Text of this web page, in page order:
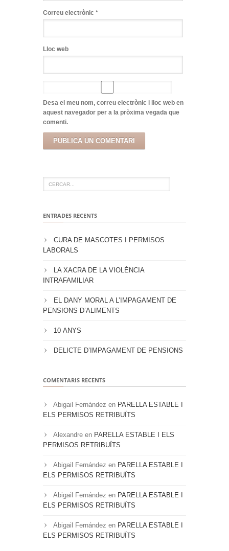
Correu electrònic *
Lloc web
Desa el meu nom, correu electrònic i lloc web en
aquest navegador per a la pròxima vegada que
comenti.
ENTRADES RECENTS
CURA DE MASCOTES I PERMISOS
LABORALS
LA XACRA DE LA VIOLÈNCIA
INTRAFAMILIAR
EL DANY MORAL A L’IMPAGAMENT DE
PENSIONS D’ALIMENTS
10 ANYS
DELICTE D’IMPAGAMENT DE PENSIONS
COMENTARIS RECENTS
Abigail Fernández en PARELLA ESTABLE I
ELS PERMISOS RETRIBUÏTS
Alexandre en PARELLA ESTABLE I ELS
PERMISOS RETRIBUÏTS
Abigail Fernández en PARELLA ESTABLE I
ELS PERMISOS RETRIBUÏTS
Abigail Fernández en PARELLA ESTABLE I
ELS PERMISOS RETRIBUÏTS
Abigail Fernández en PARELLA ESTABLE I
ELS PERMISOS RETRIBUÏTS